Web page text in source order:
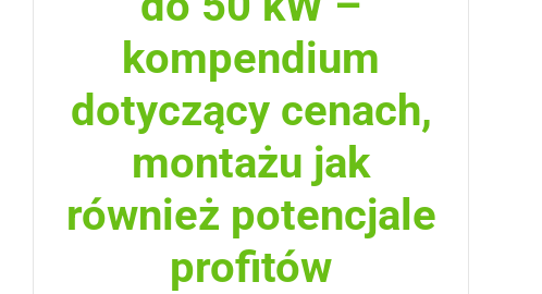
kompendium
dotyczący cenach,
montażu jak
również potencjale
profitów